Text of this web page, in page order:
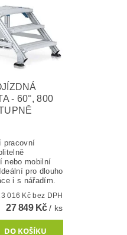
- 60°, 800
pracovní
nebo mobilní
pro dlouho
i s nářadím.
23 016 Kč bez DPH
27 849 Kč/ ks